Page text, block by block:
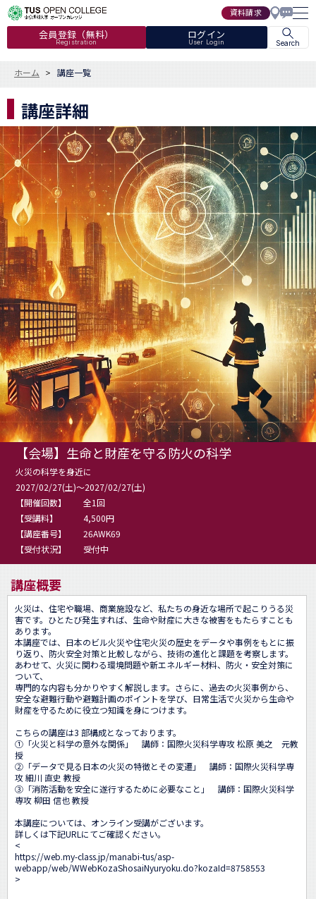
資料請求
会員登録（無料）
Registration
ログイン
User Login Search
ホーム 講座一覧
講座詳細
【会場】生命と財産を守る防火の科学
火災の科学を身近に
2027/02/27(土)～2027/02/27(土)
【開催回数】
全1回
【受講料】
4,500円
【講座番号】
26AWK69
【受付状況】
受付中
講座概要
火災は、住宅や職場、商業施設など、私たちの身近な場所で起こりうる災
害です。ひとたび発生すれば、生命や財産に大きな被害をもたらすことも
あります。
本講座では、日本のビル火災や住宅火災の歴史をデータや事例をもとに振
り返り、防火安全対策と比較しながら、技術の進化と課題を考察します。
あわせて、火災に関わる環境問題や新エネルギー材料、防火・安全対策に
ついて、
専門的な内容も分かりやすく解説します。さらに、過去の火災事例から、
安全な避難行動や避難計画のポイントを学び、日常生活で火災から生命や
財産を守るために役立つ知識を身につけます。
こちらの講座は3 部構成となっております。
①「火災と科学の意外な関係」　講師：国際火災科学専攻 松原 美之　元教
授
②「データで見る日本の火災の特徴とその変遷」　講師：国際火災科学専
攻 細川 直史 教授
③「消防活動を安全に遂行するために必要なこと」　講師：国際火災科学
専攻 柳田 信也 教授
本講座については、オンライン受講がございます。
詳しくは下記URLにてご確認ください。
<
https://web.my-class.jp/manabi-tus/asp-
webapp/web/WWebKozaShosaiNyuryoku.do?kozaId=8758553
>